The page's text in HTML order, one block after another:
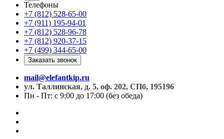
Телефоны
+7 (812) 528-65-00
+7 (911) 195-94-01
+7 (812) 528-96-78
+7 (812) 920-37-15
+7 (499) 344-65-00
Заказать звонок
mail@elefantkip.ru
ул. Таллинская, д. 5, оф. 202, СПб, 195196
Пн - Пт: с 9:00 до 17:00 (без обеда)